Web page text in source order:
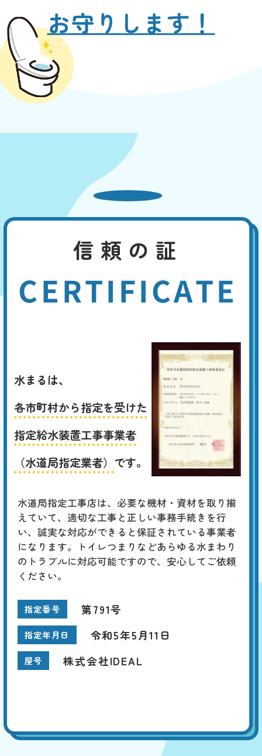
お守りします！
信頼の証
CERTIFICATE
水まるは、
各市町村から指定を受けた
指定給水装置工事事業者
（水道局指定業者） です。
水道局指定工事店は、必要な機材・資材を取り揃
えていて、適切な工事と正しい事務手続きを行
い、誠実な対応ができると保証されている事業者
になります。トイレつまりなどあらゆる水まわり
のトラブルに対応可能ですので、安心してご依頼
ください。
指定番号 第791号
指定年月日 令和5年5月11日
屋号 株式会社IDEAL